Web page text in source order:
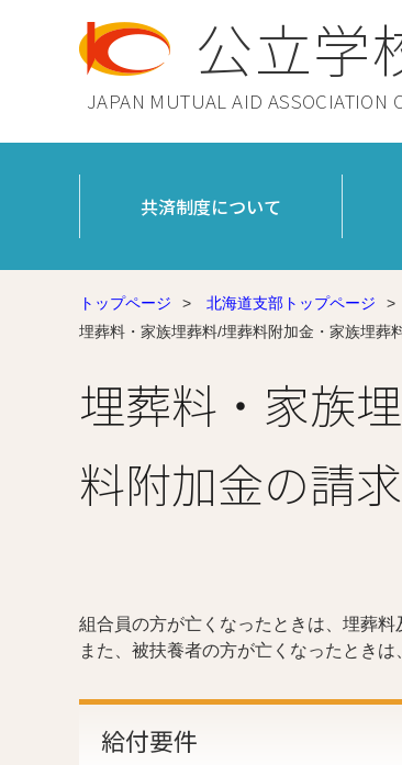
公立学
JAPAN MUTUAL AID ASSOCIATION
共済制度について
トップページ > 北海道支部トップページ >
埋葬料・家族埋葬料/埋葬料附加金・家族埋葬
埋葬料・家族
料附加金の請
組合員の方が亡くなったときは、埋葬料
また、被扶養者の方が亡くなったとき
給付要件